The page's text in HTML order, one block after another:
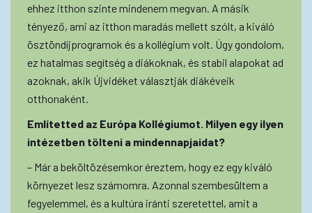
ehhez itthon szinte mindenem megvan. A másik
tényező, ami az itthon maradás mellett szólt, a kiváló
ösztöndíjprogramok és a kollégium volt. Úgy gondolom,
ez hatalmas segítség a diákoknak, és stabil alapokat ad
azoknak, akik Újvidéket választják diákéveik
otthonaként.
Említetted az Európa Kollégiumot. Milyen egy ilyen
intézetben tölteni a mindennapjaidat?
– Már a beköltözésemkor éreztem, hogy ez egy kiváló
környezet lesz számomra. Azonnal szembesültem a
fegyelemmel, és a kultúra iránti szeretettel, amit a